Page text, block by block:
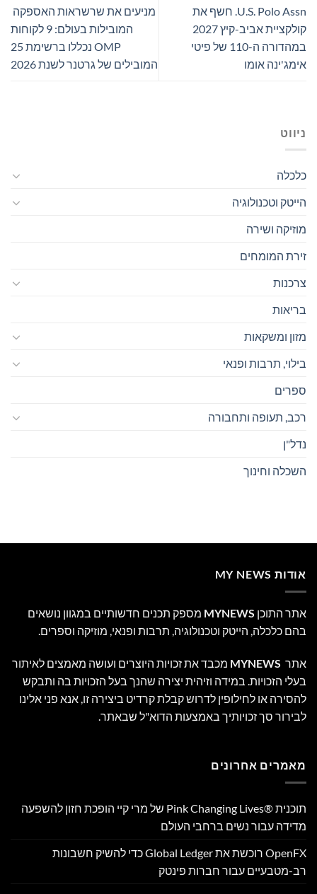
U.S. Polo Assn. חשף את
קולקציית אביב-קיץ 2027
במהדורה ה-110 של פיטי
אימג'ינה אומו
מניעים את שרשראות האספקה ​​
המובילות בעולם: 9 לקוחות
OMP נכללו ברשימת 25
המובילים של גרטנר לשנת 2026
ניווט
כלכלה
הייטק וטכנולוגיה
מוזיקה ושירה
זירת המומחים
צרכנות
בריאות
מזון ומשקאות
בילוי, תרבות ופנאי
ספרים
רכב, תעופה ותחבורה
נדל"ן
השכלה וחינוך
אודות MY NEWS
אתר התוכן MYNEWS מספק תכנים חדשותיים במגוון נושאים
בהם כלכלה, הייטק וטכנולוגיה, תרבות ופנאי, מוזיקה וספרים.
אתר MYNEWS מכבד את זכויות היוצרים ועושה מאמצים לאיתור
בעלי הזכויות. במידה וזיהית יצירה שהנך בעל הזכויות בה ותבקש
להסירה או לחילופין לדרוש קבלת קרדיט ביצירה זו, אנא פני אלינו
לבירור סך זכויותיך באמצעות הדוא"ל שבאתר.
מאמרים אחרונים
תוכנית Pink Changing Lives®‎ של מרי קיי הופכת חזון להשפעה
מדידה עבור נשים ברחבי העולם
OpenFX רוכשת את Global Ledger כדי להשיק חשבונות
רב-מטבעיים עבור חברות פינטק